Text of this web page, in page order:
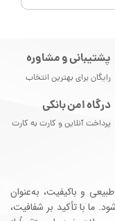
درگاه امن بانکی
پرداخت آنلاین و کارت به کارت
پشتیبانی و مشاوره
رایگان برای بهترین انتخاب
و باکیفیت، به‌عنوان
ما با تأکید بر شفافیت،